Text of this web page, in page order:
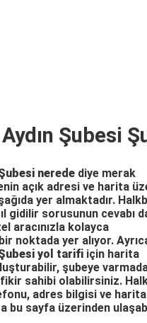
Şubesi
nerede diye merak
açık adresi ve harita
yer almaktadır.
gidilir sorusunun cevabı
aracınızla kolayca
noktada yer alıyor.
yol tarifi için harita
şubeye
fikir sahibi olabilirsiniz.
adres bilgisi ve
bu sayfa üzerinden